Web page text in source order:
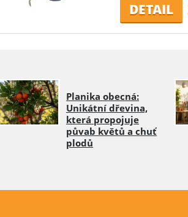
DETAIL
Planika obecná:
Unikátní dřevina,
která propojuje
půvab květů a chuť
plodů